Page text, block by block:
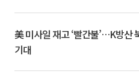
美 미사일 재고 ‘빨간불’…K방산
기대